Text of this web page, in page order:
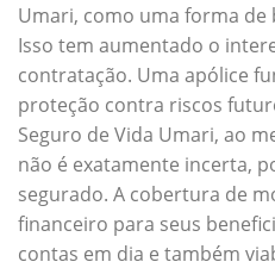
Umari, como uma forma
Isso tem aumentado o
contratação. Uma apólice
proteção contra riscos
Seguro de Vida Umari, ao
não é exatamente incerta,
segurado. A cobertura de
financeiro para seus
contas em dia e também